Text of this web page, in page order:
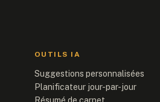
OUTILS IA
Suggestions personnalisées
Planificateur jour-par-jour